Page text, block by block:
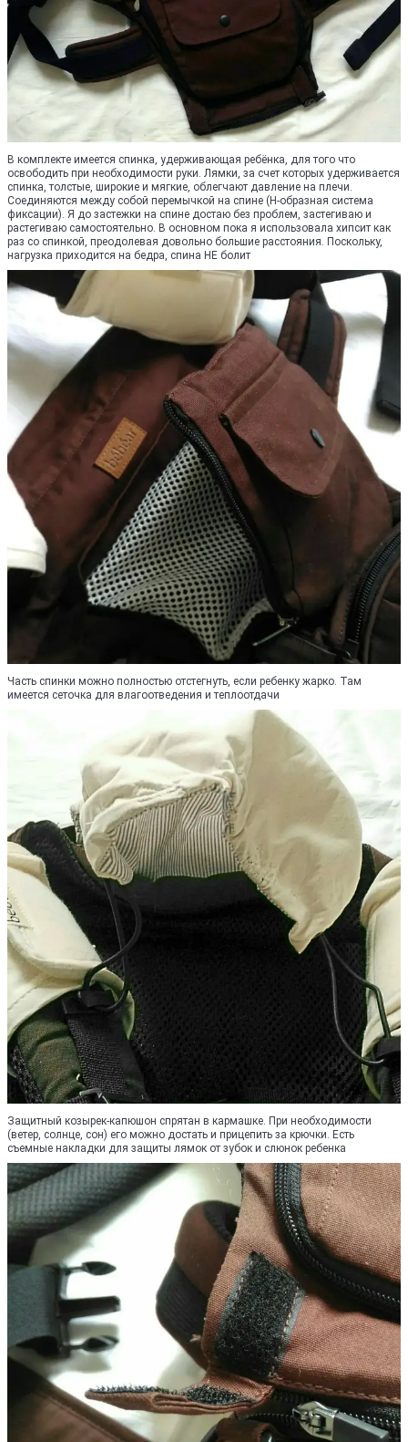
В комплекте имеется спинка, удерживающая ребёнка, для того что
освободить при необходимости руки. Лямки, за счет которых удерживается
спинка, толстые, широкие и мягкие, облегчают давление на плечи.
Соединяются между собой перемычкой на спине (Н-образная система
фиксации). Я до застежки на спине достаю без проблем, застегиваю и
растегиваю самостоятельно. В основном пока я использовала хипсит как
раз со спинкой, преодолевая довольно большие расстояния. Поскольку,
нагрузка приходится на бедра, спина НЕ болит
Часть спинки можно полностью отстегнуть, если ребенку жарко. Там
имеется сеточка для влагоотведения и теплоотдачи
Защитный козырек-капюшон спрятан в кармашке. При необходимости
(ветер, солнце, сон) его можно достать и прицепить за крючки. Есть
съемные накладки для защиты лямок от зубок и слюнок ребенка